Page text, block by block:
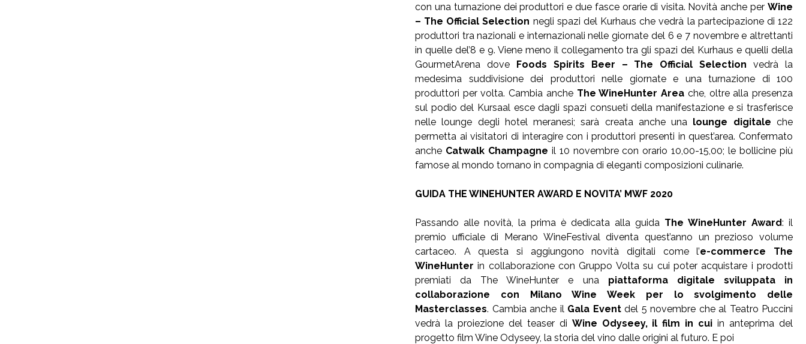
con una turnazione dei produttori e due fasce orarie di visita. Novità anche per Wine
– The Official Selection negli spazi del Kurhaus che vedrà la partecipazione di 122
produttori tra nazionali e internazionali nelle giornate del 6 e 7 novembre e altrettanti
in quelle del’8 e 9. Viene meno il collegamento tra gli spazi del Kurhaus e quelli della
GourmetArena dove Foods Spirits Beer – The Official Selection vedrà la
medesima suddivisione dei produttori nelle giornate e una turnazione di 100
produttori per volta. Cambia anche The WineHunter Area che, oltre alla presenza
sul podio del Kursaal esce dagli spazi consueti della manifestazione e si trasferisce
nelle lounge degli hotel meranesi; sarà creata anche una lounge digitale che
permetta ai visitatori di interagire con i produttori presenti in quest’area. Confermato
anche Catwalk Champagne il 10 novembre con orario 10,00-15,00; le bollicine più
famose al mondo tornano in compagnia di eleganti composizioni culinarie.
GUIDA THE WINEHUNTER AWARD E NOVITA’ MWF 2020
Passando alle novità, la prima è dedicata alla guida The WineHunter Award: il
premio ufficiale di Merano WineFestival diventa quest’anno un prezioso volume
cartaceo. A questa si aggiungono novità digitali come l’e-commerce The
WineHunterin collaborazione con Gruppo Volta su cui poter acquistare i prodotti
premiati da The WineHunter e una piattaforma digitale sviluppata in
collaborazione con Milano Wine Week
per lo svolgimento delle
Masterclasses. Cambia anche il Gala Eventdel 5 novembre che al Teatro Puccini
vedrà la proiezione del teaser di Wine Odyseey, il film in cuiin anteprima del
progetto film Wine Odyseey, la storia del vino dalle origini al futuro. E poi